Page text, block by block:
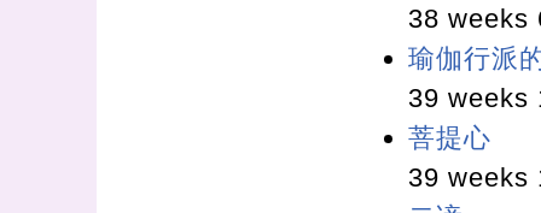
38 weeks
瑜伽行派
39 weeks
菩提心
39 weeks